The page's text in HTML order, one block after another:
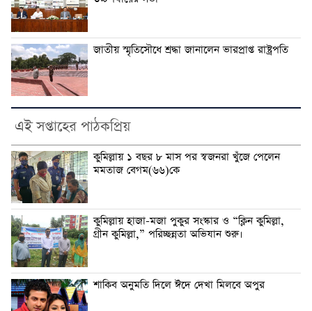
জাতীয় স্মৃতিসৌধে শ্রদ্ধা জানালেন ভারপ্রাপ্ত রাষ্ট্রপতি
এই সপ্তাহের পাঠকপ্রিয়
কুমিল্লায় ১ বছর ৮ মাস পর স্বজনরা খুঁজে পেলেন
মমতাজ বেগম(৬৬)কে
কুমিল্লায় হাজা-মজা পুকুর সংস্কার ও “ক্লিন কুমিল্লা,
গ্রীন কুমিল্লা,” পরিচ্ছন্নতা অভিযান শুরু।
শাকিব অনুমতি দিলে ঈদে দেখা মিলবে অপুর